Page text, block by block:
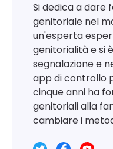
Si dedica a dare
genitoriale nel
un'esperta
genitorialità e si
segnalazione e
app di controllo
cinque anni ha
genitoriali alla
cambiare i